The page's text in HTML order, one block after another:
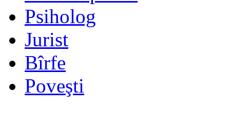
Psiholog
Jurist
Bîrfe
Poveşti